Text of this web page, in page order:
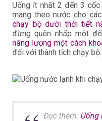
Uống ít nhất 2 đến 3
mang theo nước cho
chạy bộ dưới thời tiết
đừng quên nhấp một
năng lượng một cách
đối với thành tích chạy bộ.
Đọc thêm: Uống